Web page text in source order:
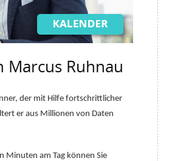
Marcus Ruhnau
der mit Hilfe fortschrittlicher
er aus Millionen von Daten
Minuten am Tag können Sie